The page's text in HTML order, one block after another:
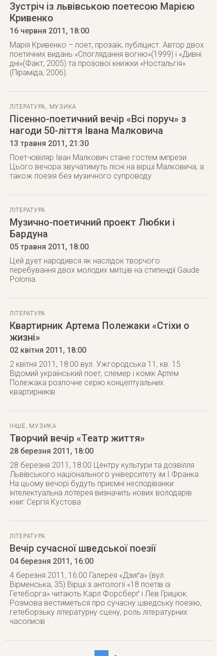
Зустріч із львівською поетесою Марією
Кривенко
16 червня 2011 , 18:00
Марія Кривенко – поет, прозаїк, публіцист. Автор двох
поетичних видань «Споглядання вогню»(1999) і «Дивні
дні»(Факт, 2005) та прозової книжки «Ностальгія»
(Піраміда, 2006).
ЛІТЕРАТУРА , МУЗИКА
Пісенно-поетичний вечір «Всі поруч» з
нагоди 50-ліття Івана Малковича
13 травня 2011 , 21:30
Поет-ювіляр Іван Малкович стане гостем імпрези.
Цього вечора звучатимуть пісні на вірші Малковича, а
також поезія без музичного супроводу
ЛІТЕРАТУРА
Музично-поетичний проект Любки і
Бардуна
05 травня 2011 , 18:00
Цей дует народився як наслідок творчого
перебування двох молодих митців на стипендії Gaude
Polonia.
ЛІТЕРАТУРА
Квартирник Артема Полежаки «Стіхи о
жизні»
02 квітня 2011 , 18:00
2 квітня 2011, 18:00 вул. Ужгородська 11, кв. 15
Відомий український поет, слемер і комік Артем
Полежака розпочне серію концептуальних
квартирників.
ІНШЕ, МУЗИКА
Творчий вечір «Театр життя»
28 березня 2011 , 18:00
28 березня 2011, 18:00 Центру культури та дозвілля
Львівського національного університету ім.І.Франка
На цьому вечорі будуть приємні несподіванки:
інтелектуальна лотерея визначить нових володарів
книг Сергія Кустова
ЛІТЕРАТУРА
Вечір сучасної шведської поезії
04 березня 2011 , 16:00
4 березня 2011, 16:00 Галерея «Дзиґа» (вул.
Вірменська, 35) Вірші з антології «18 поетів із
Гетеборга» читають Карл Форсберґ і Лев Грицюк.
Розмова вестиметься про сучасну шведську поезію,
гетеборзьку літературну сцену, роль літературних
часописів